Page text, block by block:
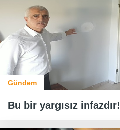
Gündem
Bu bir yargısız infazdır!